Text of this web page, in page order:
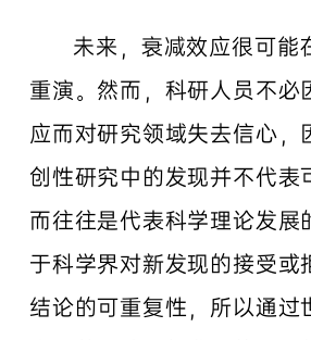
未来，衰减效应很可能
重演。然而，科研人员不必
应而对研究领域失去信心，
创性研究中的发现并不代表
而往往是代表科学理论发展
于科学界对新发现的接受或
结论的可重复性，所以通过